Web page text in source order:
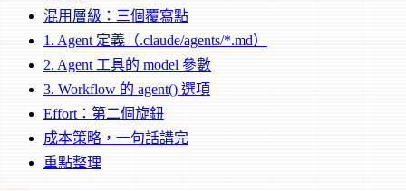
混用層級：三個覆寫點
1. Agent 定義（.claude/agents/*.md）
2. Agent 工具的 model 參數
3. Workflow 的 agent() 選項
Effort：第二個旋鈕
成本策略，一句話講完
重點整理